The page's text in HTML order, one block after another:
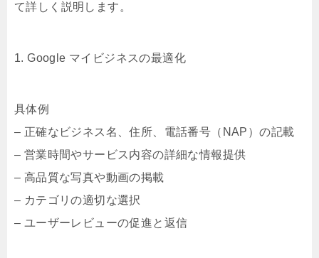
て詳しく説明します。
1. Google マイビジネスの最適化
具体例
– 正確なビジネス名、住所、電話番号（NAP）の記載
– 営業時間やサービス内容の詳細な情報提供
– 高品質な写真や動画の掲載
– カテゴリの適切な選択
– ユーザーレビューの促進と返信